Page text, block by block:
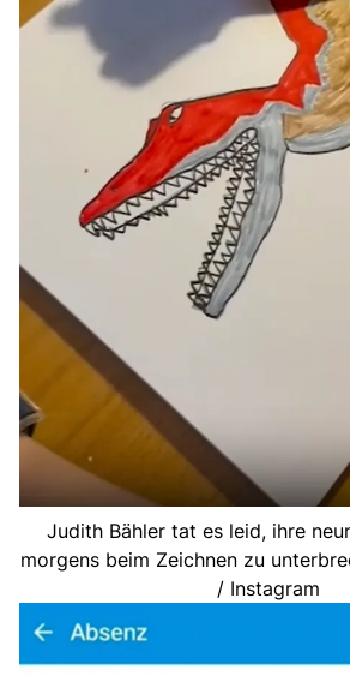
Judith Bähler tat es leid, ihre
morgens beim Zeichnen zu
/ Instagram